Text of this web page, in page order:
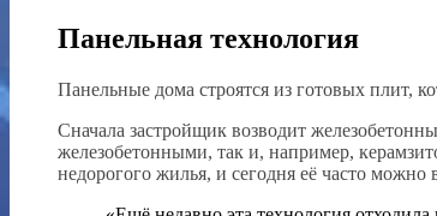
Панельная технология
Панельные дома строятся из готовых плит,
Сначала застройщик возводит
железобетонными, так и, например,
недорогого жилья, и сегодня её часто